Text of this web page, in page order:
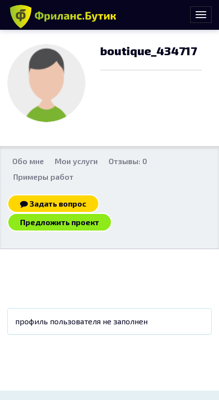
boutique_434717
Обо мне Мои услуги
Отзывы: 0
Примеры работ
Задать вопрос
Предложить проект
профиль пользователя не заполнен